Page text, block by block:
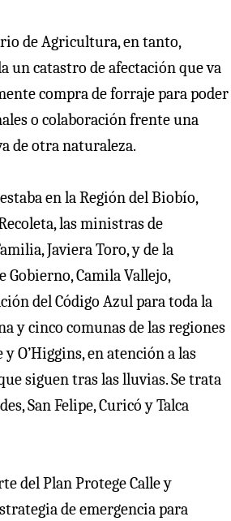
de Agricultura, en tanto,
un catastro de afectación que va
compra de forraje para poder
o colaboración frente una
de otra naturaleza.
en la Región del Biobío,
las ministras de
Javiera Toro, y de la
Gobierno, Camila Vallejo,
del Código Azul para toda la
y cinco comunas de las regiones
O’Higgins, en atención a las
siguen tras las lluvias. Se trata
San Felipe, Curicó y Talca
del Plan Protege Calle y
de emergencia para